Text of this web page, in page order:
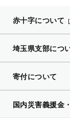
赤十字について
埼玉県支部につ
寄付について
国内災害義援金